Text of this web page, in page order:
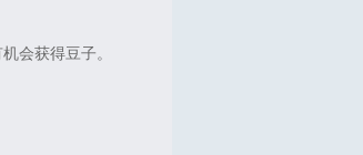
会获得豆子。